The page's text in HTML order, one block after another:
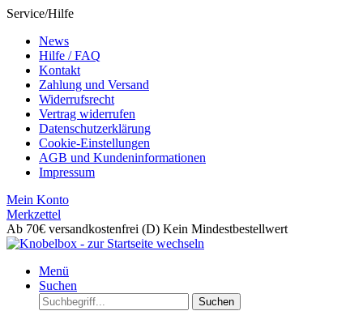
Service/Hilfe
News
Hilfe / FAQ
Kontakt
Zahlung und Versand
Widerrufsrecht
Vertrag widerrufen
Datenschutzerklärung
Cookie-Einstellungen
AGB und Kundeninformationen
Impressum
Mein Konto
Merkzettel
Ab 70€ versandkostenfrei (D) Kein Mindestbestellwert
Menü
Suchen
Suchen